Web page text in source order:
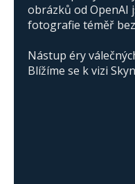
obrázků od OpenAI
fotografie téměř
Nástup éry
Blížíme se k vizi